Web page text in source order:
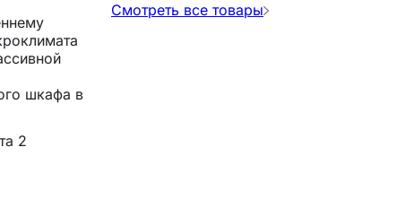
шкафа в
2
Смотреть все товары